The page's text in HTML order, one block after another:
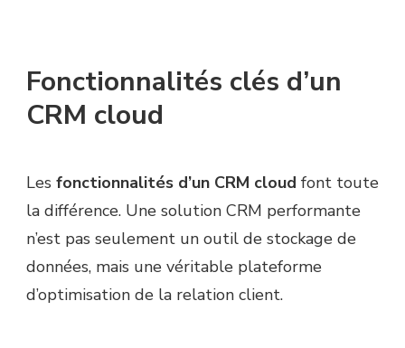
Fonctionnalités clés d’un
CRM cloud
Les fonctionnalités d’un CRM cloud font toute
la différence. Une solution CRM performante
n’est pas seulement un outil de stockage de
données, mais une véritable plateforme
d’optimisation de la relation client.